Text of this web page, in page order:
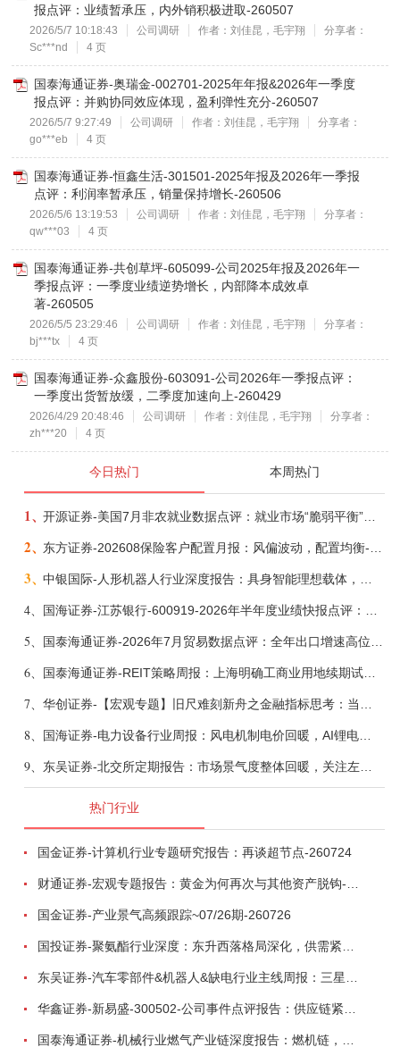
报点评：业绩暂承压，内外销积极进取-260507
2026/5/7 10:18:43 公司调研 作者：刘佳昆，毛宇翔
分享者：
Sc***nd
4 页
国泰海通证券-奥瑞金-002701-2025年年报&2026年一季度
报点评：并购协同效应体现，盈利弹性充分-260507
2026/5/7 9:27:49 公司调研 作者：刘佳昆，毛宇翔
分享者：
go***eb
4 页
国泰海通证券-恒鑫生活-301501-2025年报及2026年一季报
点评：利润率暂承压，销量保持增长-260506
2026/5/6 13:19:53 公司调研 作者：刘佳昆，毛宇翔
分享者：
qw***03
4 页
国泰海通证券-共创草坪-605099-公司2025年报及2026年一
季报点评：一季度业绩逆势增长，内部降本成效卓
著-260505
2026/5/5 23:29:46 公司调研 作者：刘佳昆，毛宇翔
分享者：
bj***tx
4 页
国泰海通证券-众鑫股份-603091-公司2026年一季报点评：
一季度出货暂放缓，二季度加速向上-260429
2026/4/29 20:48:46 公司调研 作者：刘佳昆，毛宇翔
分享者：
zh***20
4 页
今日热门 本周热门
1、 开源证券-美国7月非农就业数据点评：就业市场“脆弱平衡”，美联储加息动力并不高-260808
2、
3、
4、
5、
6、 国泰海通证券-REIT策略周报：上海明确工商业用地续期试行框架-260808
7、
8、 国海证券-电力设备行业周报：风电机制电价回暖，AI锂电全链维持高景气-260808
9、 东吴证券-北交所定期报告：市场景气度整体回暖，关注左侧窗口机会-260808
热门行业
国金证券-计算机行业专题研究报告：再谈超节点-260724
国金证券-产业景气高频跟踪~07/26期-260726